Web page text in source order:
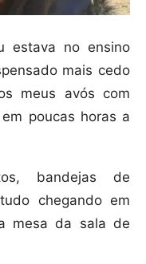
estava no ensino
mais cedo
meus avós com
poucas horas a
bandejas de
chegando em
mesa da sala de